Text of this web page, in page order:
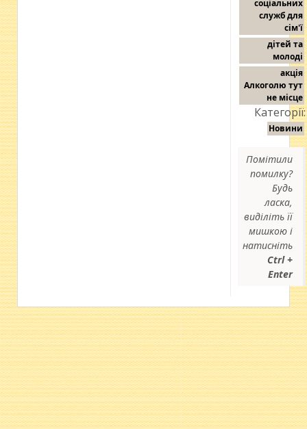
соціальних
служб для
сім'ї
дітей та
молоді
акція
Алкоголю тут
не місце
Категорії:
Новини
Помітили
помилку?
Будь
ласка,
виділіть її
мишкою і
натисніть
Ctrl +
Enter